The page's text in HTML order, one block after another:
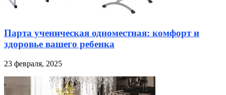
Парта ученическая одноместная: комфорт и
здоровье вашего ребенка
23 февраля, 2025